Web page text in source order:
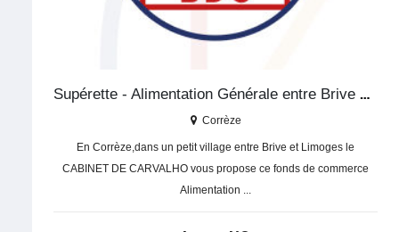
Supérette - Alimentation Générale entre Brive et Limoges
Corrèze
En Corrèze,dans un petit village entre Brive et Limoges le
CABINET DE CARVALHO vous propose ce fonds de commerce
Alimentation ...